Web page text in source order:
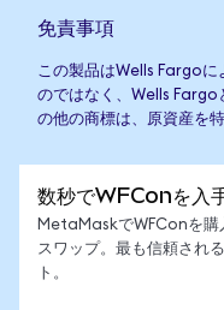
免責事項
この製品はWells Fargoに
のではなく、Wells Fargo
の他の商標は、原資産を
数秒でWFConを入
MetaMaskでWFConを購
スワップ。最も信頼され
ト。